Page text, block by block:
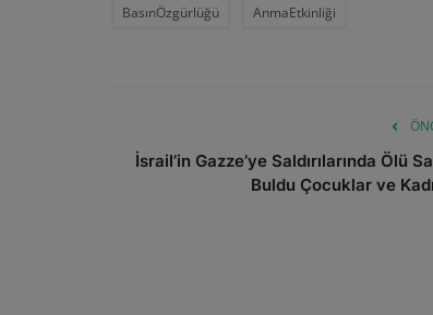
BasınÖzgürlüğü AnmaEtkinliği
İsrail’in Gazze’ye Saldırılarında Ölü
Buldu Çocuklar ve